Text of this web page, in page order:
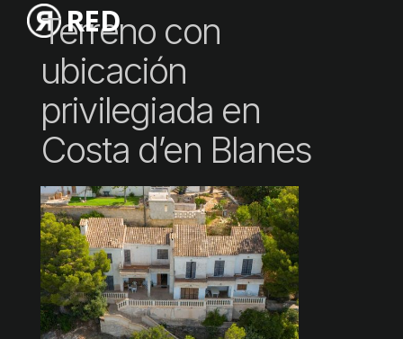
RED
Terreno con
ubicación
privilegiada en
Costa d’en Blanes